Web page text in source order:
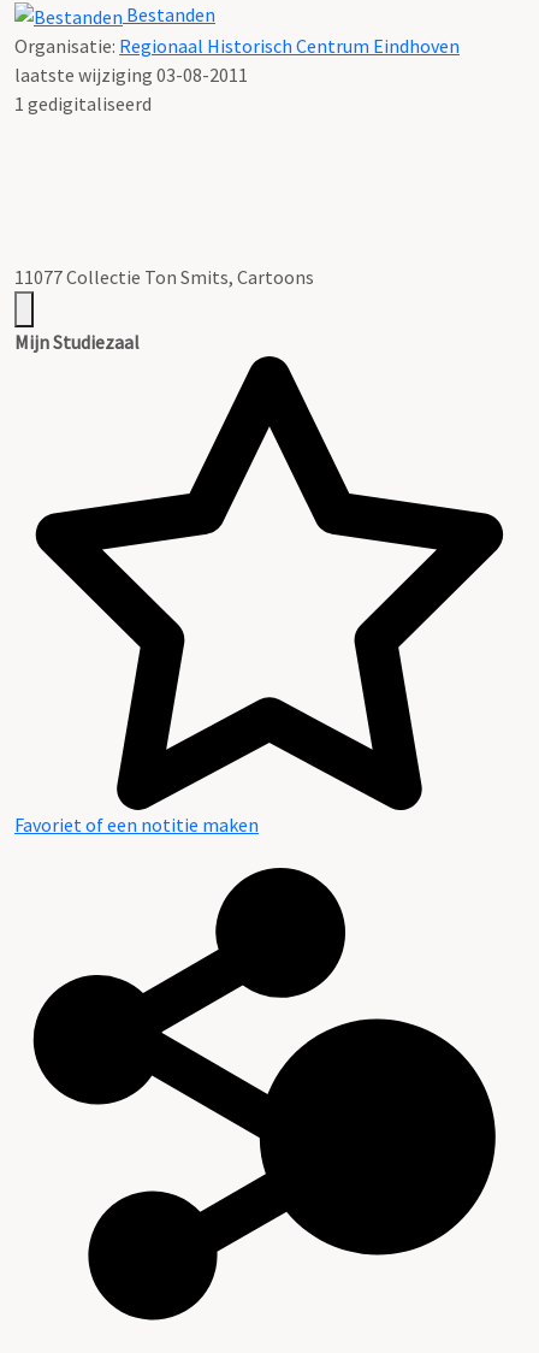
Bestanden
Organisatie: Regionaal Historisch Centrum Eindhoven
laatste wijziging 03-08-2011
1 gedigitaliseerd
11077 Collectie Ton Smits, Cartoons
Mijn Studiezaal
Favoriet of een notitie maken